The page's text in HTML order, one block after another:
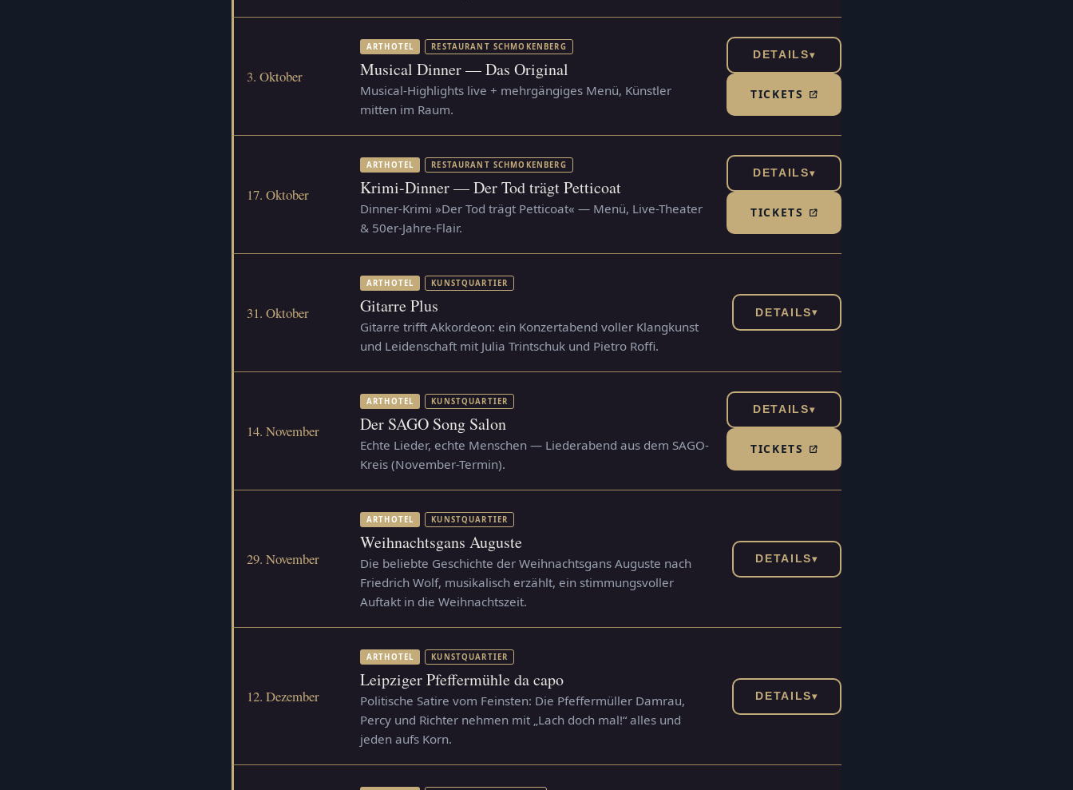
3. Oktober
ARTHOTEL RESTAURANT SCHMOKENBERG
Musical Dinner — Das Original
Musical-Highlights live + mehrgängiges Menü, Künstler
mitten im Raum.
DETAILS▾
TICKETS(TICKETSHOP, ÖFFNET IN NEUEM TAB)
17. Oktober
ARTHOTEL RESTAURANT SCHMOKENBERG
Krimi-Dinner — Der Tod trägt Petticoat
Dinner-Krimi »Der Tod trägt Petticoat« — Menü, Live-Theater
& 50er-Jahre-Flair.
DETAILS▾
TICKETS(TICKETSHOP, ÖFFNET IN NEUEM TAB)
31. Oktober
ARTHOTEL KUNSTQUARTIER
Gitarre Plus
Gitarre trifft Akkordeon: ein Konzertabend voller Klangkunst
und Leidenschaft mit Julia Trintschuk und Pietro Roffi.
DETAILS▾
14. November
ARTHOTEL KUNSTQUARTIER
Der SAGO Song Salon
Echte Lieder, echte Menschen — Liederabend aus dem SAGO-
Kreis (November-Termin).
DETAILS▾
TICKETS(TICKETSHOP, ÖFFNET IN NEUEM TAB)
29. November
ARTHOTEL KUNSTQUARTIER
Weihnachtsgans Auguste
Die beliebte Geschichte der Weihnachtsgans Auguste nach
Friedrich Wolf, musikalisch erzählt, ein stimmungsvoller
Auftakt in die Weihnachtszeit.
DETAILS▾
12. Dezember
ARTHOTEL KUNSTQUARTIER
Leipziger Pfeffermühle da capo
Politische Satire vom Feinsten: Die Pfeffermüller Damrau,
Percy und Richter nehmen mit „Lach doch mal!“ alles und
jeden aufs Korn.
DETAILS▾